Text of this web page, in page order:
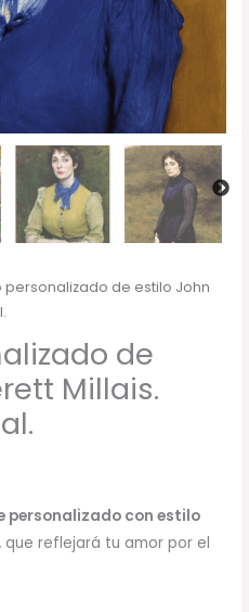
personalizado de estilo John
de
Millais.
personalizado con estilo
que reflejará tu amor por el